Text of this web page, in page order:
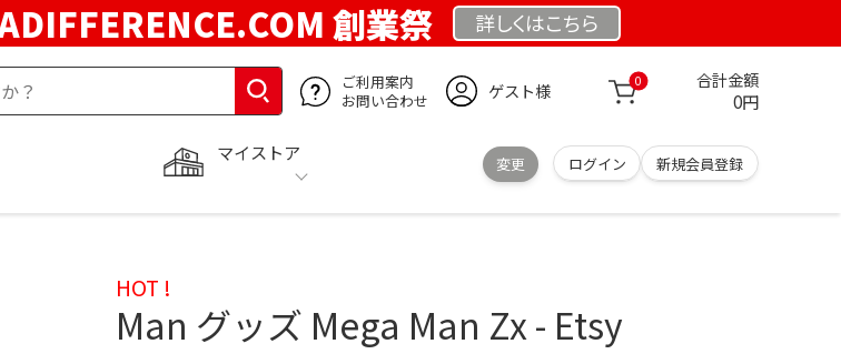
創業祭 詳しくはこちら
ご利用案内
お問い合わせ
ゲスト様 0 合計金額
0円
マイストア
変更 ログイン 新規会員登録
HOT !
Man グッズ Mega Man Zx - Etsy